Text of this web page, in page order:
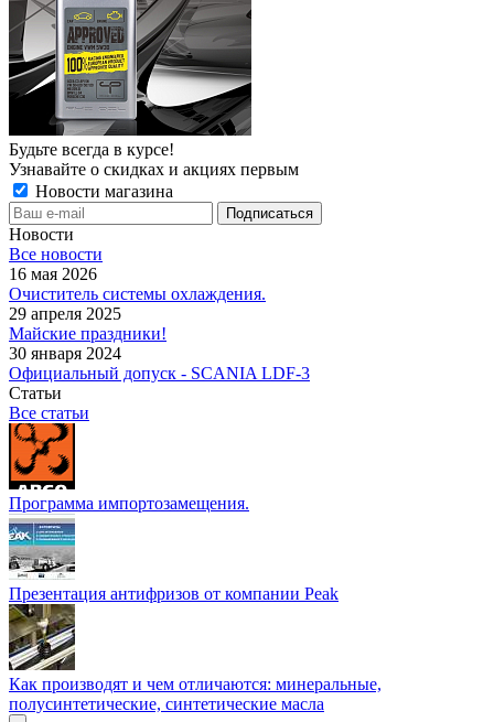
Будьте всегда в курсе!
Узнавайте о скидках и акциях первым
Новости магазина
Новости
Все новости
16 мая 2026
Очиститель системы охлаждения.
29 апреля 2025
Майские праздники!
30 января 2024
Официальный допуск - SCANIA LDF-3
Статьи
Все статьи
Программа импортозамещения.
Презентация антифризов от компании Peak
Как производят и чем отличаются: минеральные,
полусинтетические, синтетические масла